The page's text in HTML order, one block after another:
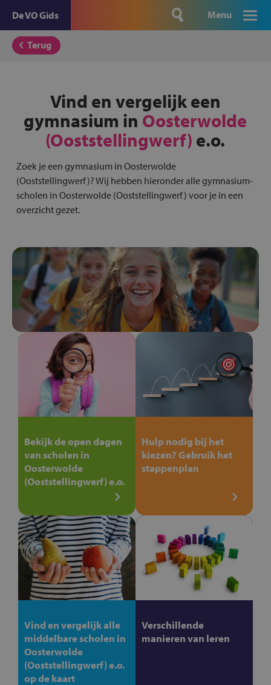
De VO Gids Menu
Terug
Vind en vergelijk een
gymnasium in Oosterwolde
(Ooststellingwerf) e.o.
Zoek je een gymnasium in Oosterwolde
(Ooststellingwerf)? Wij hebben hieronder alle gymnasium-
scholen in Oosterwolde (Ooststellingwerf) voor je in een
overzicht gezet.
Bekijk de open dagen
van scholen in
Oosterwolde
(Ooststellingwerf) e.o.
Hulp nodig bij het
kiezen? Gebruik het
stappenplan
Vind en vergelijk alle
middelbare scholen in
Oosterwolde
(Ooststellingwerf) e.o.
op de kaart
Verschillende
manieren van leren